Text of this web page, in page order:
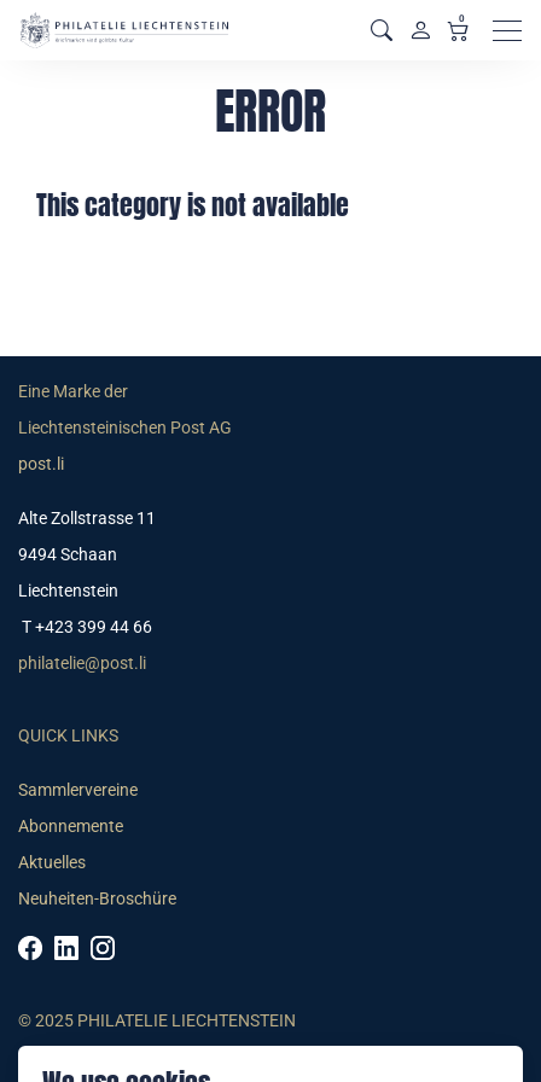
0
ERROR
This category is not available
Eine Marke der
Liechtensteinischen Post AG
post.li
Alte Zollstrasse 11
9494 Schaan
Liechtenstein
T +423 399 44 66
philatelie@post.li
QUICK LINKS
Sammlervereine
Abonnemente
Aktuelles
Neuheiten-Broschüre
© 2025 PHILATELIE LIECHTENSTEIN
AGB